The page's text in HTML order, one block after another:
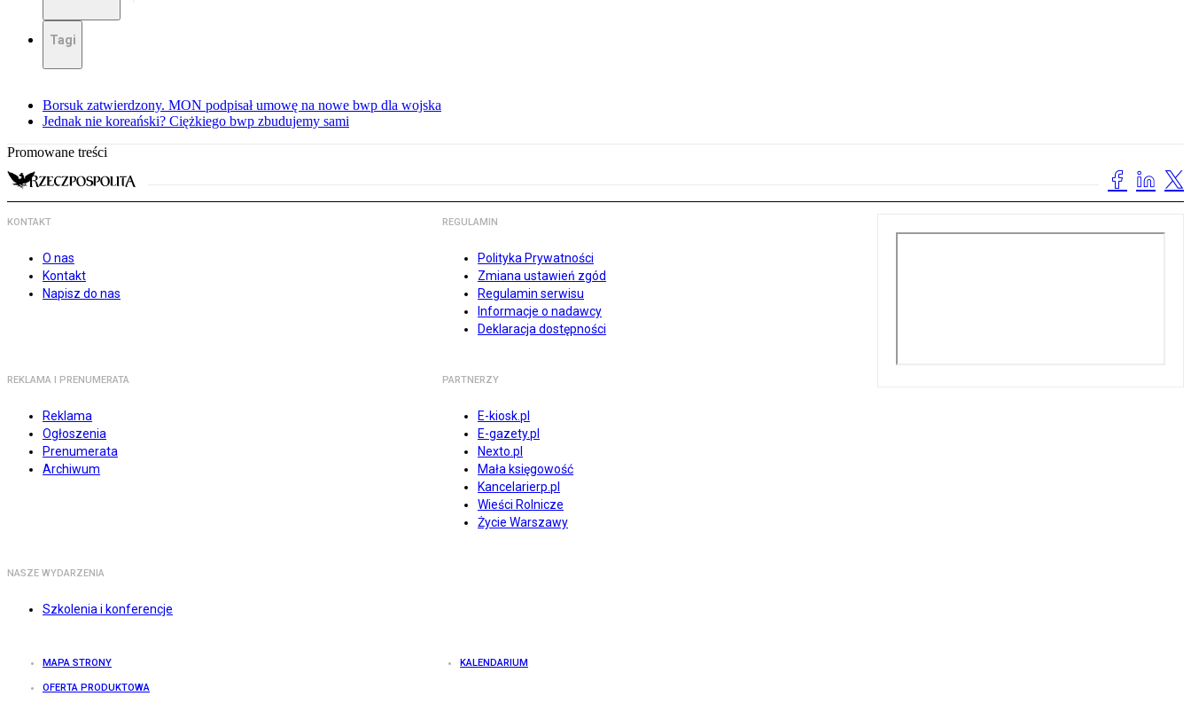
Tagi
Borsuk zatwierdzony. MON podpisał umowę na nowe bwp dla wojska
Jednak nie koreański? Ciężkiego bwp zbudujemy sami
Promowane treści
KONTAKT
O nas
Kontakt
Napisz do nas
REGULAMIN
Polityka Prywatności
Zmiana ustawień zgód
Regulamin serwisu
Informacje o nadawcy
Deklaracja dostępności
REKLAMA I PRENUMERATA
Reklama
Ogłoszenia
Prenumerata
Archiwum
PARTNERZY
E-kiosk.pl
E-gazety.pl
Nexto.pl
Mała księgowość
Kancelarierp.pl
Wieści Rolnicze
Życie Warszawy
NASZE WYDARZENIA
Szkolenia i konferencje
MAPA STRONY KALENDARIUM
OFERTA PRODUKTOWA